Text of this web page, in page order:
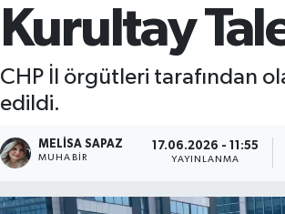
Kurultay
CHP İl örgütleri tarafından
edildi.
MELISA SAPAZ
MUHABIR
17.06.2026 - 11:55
YAYINLANMA